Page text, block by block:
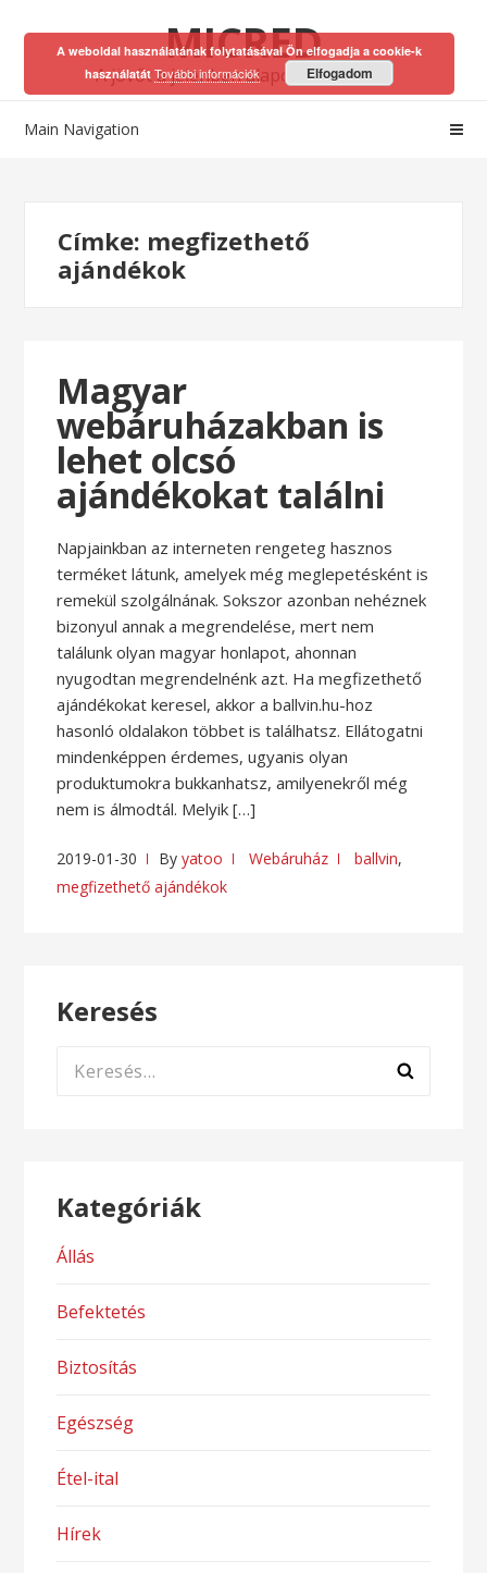
to
navigation
to
content
MICRED
A jövőt a jelenben alapozhatod meg!
Main Navigation
Címke: megfizethető
ajándékok
Magyar
webáruházakban is
lehet olcsó
ajándékokat találni
Napjainkban az interneten rengeteg hasznos
terméket látunk, amelyek még meglepetésként is
remekül szolgálnának. Sokszor azonban nehéznek
bizonyul annak a megrendelése, mert nem
találunk olyan magyar honlapot, ahonnan
nyugodtan megrendelnénk azt. Ha megfizethető
ajándékokat keresel, akkor a ballvin.hu-hoz
hasonló oldalakon többet is találhatsz. Ellátogatni
mindenképpen érdemes, ugyanis olyan
produktumokra bukkanhatsz, amilyenekről még
nem is álmodtál. Melyik […]
2019-01-30 Byyatoo Webáruház ballvin,
megfizethető ajándékok
Keresés
Keresés:
Kategóriák
Állás
Befektetés
Biztosítás
Egészség
Étel-ital
Hírek
A weboldal használatának folytatásával Ön elfogadja a cookie-k
használatátTovábbi információk Elfogadom